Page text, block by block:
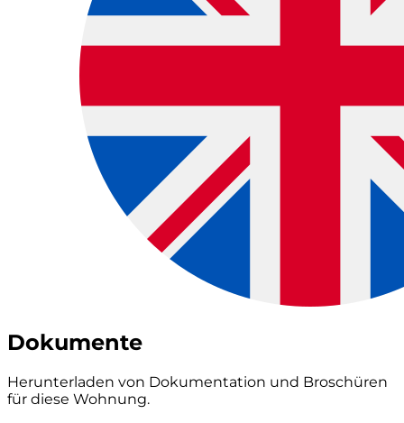
Dokumente
Herunterladen von Dokumentation und Broschüren
für diese Wohnung.